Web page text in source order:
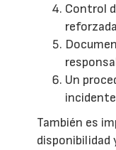
Control
Un
También es
disponibilidad